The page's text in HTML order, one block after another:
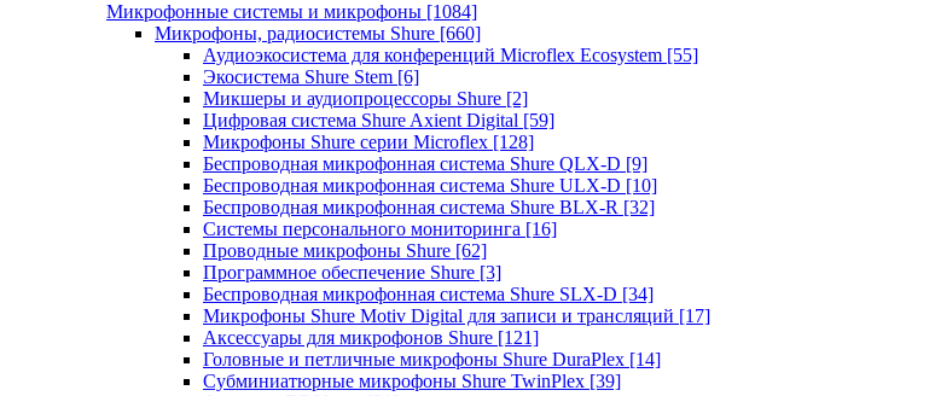
Микрофонные системы и микрофоны [1084]
Микрофоны, радиосистемы Shure [660]
Аудиоэкосистема для конференций Microflex Ecosystem [55]
Экосистема Shure Stem [6]
Микшеры и аудиопроцессоры Shure [2]
Цифровая система Shure Axient Digital [59]
Микрофоны Shure серии Microflex [128]
Беспроводная микрофонная система Shure QLX-D [9]
Беспроводная микрофонная система Shure ULX-D [10]
Беспроводная микрофонная система Shure BLX-R [32]
Системы персонального мониторинга [16]
Проводные микрофоны Shure [62]
Программное обеспечение Shure [3]
Беспроводная микрофонная система Shure SLX-D [34]
Микрофоны Shure Motiv Digital для записи и трансляций [17]
Аксессуары для микрофонов Shure [121]
Головные и петличные микрофоны Shure DuraPlex [14]
Субминиатюрные микрофоны Shure TwinPlex [39]